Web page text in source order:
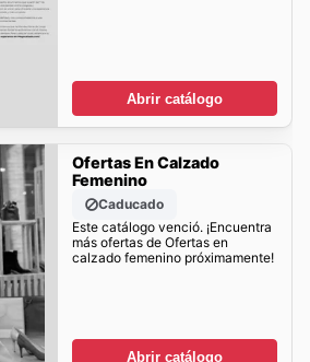
Abrir catálogo
Ofertas En Calzado
Femenino
Caducado
Este catálogo venció. ¡Encuentra
más ofertas de Ofertas en
calzado femenino próximamente!
Abrir catálogo